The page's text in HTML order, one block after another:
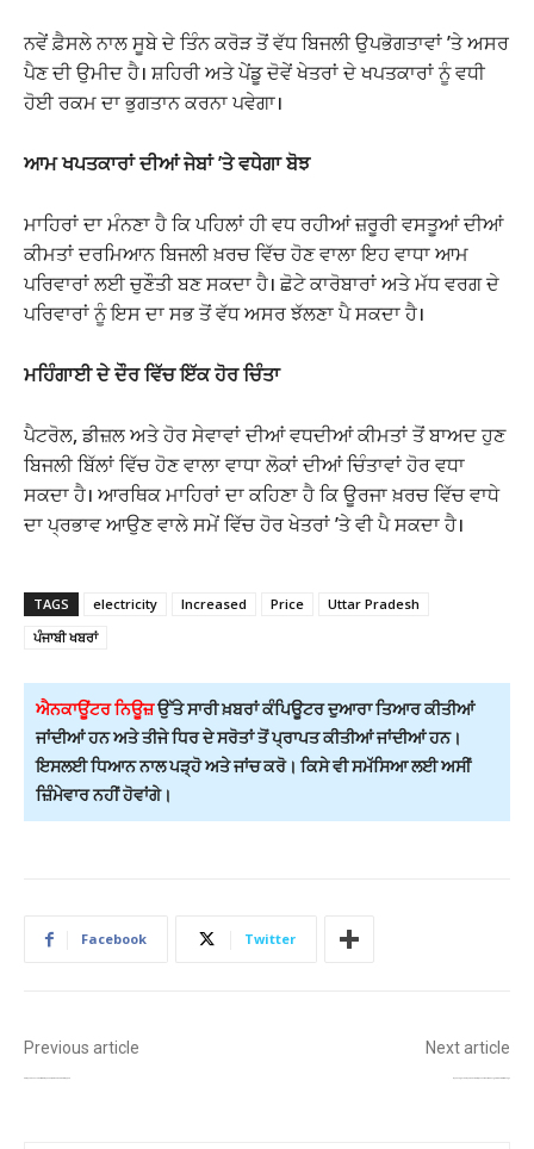
ਨਵੇਂ ਫ਼ੈਸਲੇ ਨਾਲ ਸੂਬੇ ਦੇ ਤਿੰਨ ਕਰੋੜ ਤੋਂ ਵੱਧ ਬਿਜਲੀ ਉਪਭੋਗਤਾਵਾਂ ’ਤੇ ਅਸਰ
ਪੈਣ ਦੀ ਉਮੀਦ ਹੈ। ਸ਼ਹਿਰੀ ਅਤੇ ਪੇਂਡੂ ਦੋਵੇਂ ਖੇਤਰਾਂ ਦੇ ਖਪਤਕਾਰਾਂ ਨੂੰ ਵਧੀ
ਹੋਈ ਰਕਮ ਦਾ ਭੁਗਤਾਨ ਕਰਨਾ ਪਵੇਗਾ।
ਆਮ ਖਪਤਕਾਰਾਂ ਦੀਆਂ ਜੇਬਾਂ ’ਤੇ ਵਧੇਗਾ ਬੋਝ
ਮਾਹਿਰਾਂ ਦਾ ਮੰਨਣਾ ਹੈ ਕਿ ਪਹਿਲਾਂ ਹੀ ਵਧ ਰਹੀਆਂ ਜ਼ਰੂਰੀ ਵਸਤੂਆਂ ਦੀਆਂ
ਕੀਮਤਾਂ ਦਰਮਿਆਨ ਬਿਜਲੀ ਖ਼ਰਚ ਵਿੱਚ ਹੋਣ ਵਾਲਾ ਇਹ ਵਾਧਾ ਆਮ
ਪਰਿਵਾਰਾਂ ਲਈ ਚੁਣੌਤੀ ਬਣ ਸਕਦਾ ਹੈ। ਛੋਟੇ ਕਾਰੋਬਾਰਾਂ ਅਤੇ ਮੱਧ ਵਰਗ ਦੇ
ਪਰਿਵਾਰਾਂ ਨੂੰ ਇਸ ਦਾ ਸਭ ਤੋਂ ਵੱਧ ਅਸਰ ਝੱਲਣਾ ਪੈ ਸਕਦਾ ਹੈ।
ਮਹਿੰਗਾਈ ਦੇ ਦੌਰ ਵਿੱਚ ਇੱਕ ਹੋਰ ਚਿੰਤਾ
ਪੈਟਰੋਲ, ਡੀਜ਼ਲ ਅਤੇ ਹੋਰ ਸੇਵਾਵਾਂ ਦੀਆਂ ਵਧਦੀਆਂ ਕੀਮਤਾਂ ਤੋਂ ਬਾਅਦ ਹੁਣ
ਬਿਜਲੀ ਬਿੱਲਾਂ ਵਿੱਚ ਹੋਣ ਵਾਲਾ ਵਾਧਾ ਲੋਕਾਂ ਦੀਆਂ ਚਿੰਤਾਵਾਂ ਹੋਰ ਵਧਾ
ਸਕਦਾ ਹੈ। ਆਰਥਿਕ ਮਾਹਿਰਾਂ ਦਾ ਕਹਿਣਾ ਹੈ ਕਿ ਊਰਜਾ ਖ਼ਰਚ ਵਿੱਚ ਵਾਧੇ
ਦਾ ਪ੍ਰਭਾਵ ਆਉਣ ਵਾਲੇ ਸਮੇਂ ਵਿੱਚ ਹੋਰ ਖੇਤਰਾਂ ’ਤੇ ਵੀ ਪੈ ਸਕਦਾ ਹੈ।
TAGS electricity Increased Price
Uttar Pradesh
ਪੰਜਾਬੀ ਖਬਰਾਂ
ਐਨਕਾਊਂਟਰ ਨਿਊਜ਼ਉੱਤੇ ਸਾਰੀ ਖ਼ਬਰਾਂ ਕੰਪਿਊਟਰ ਦੁਆਰਾ ਤਿਆਰ ਕੀਤੀਆਂ
ਜਾਂਦੀਆਂ ਹਨ ਅਤੇ ਤੀਜੇ ਧਿਰ ਦੇ ਸਰੋਤਾਂ ਤੋਂ ਪ੍ਰਾਪਤ ਕੀਤੀਆਂ ਜਾਂਦੀਆਂ ਹਨ।
ਇਸਲਈ ਧਿਆਨ ਨਾਲ ਪੜ੍ਹੋ ਅਤੇ ਜਾਂਚ ਕਰੋ। ਕਿਸੇ ਵੀ ਸਮੱਸਿਆ ਲਈ ਅਸੀਂ
ਜ਼ਿੰਮੇਵਾਰ ਨਹੀਂ ਹੋਵਾਂਗੇ।
Facebook Twitter
Previous article Next article